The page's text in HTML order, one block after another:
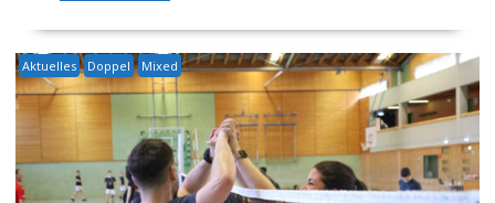
Aktuelles Doppel Mixed